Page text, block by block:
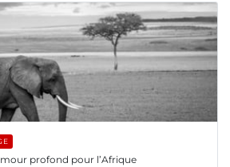
profond pour l’Afrique